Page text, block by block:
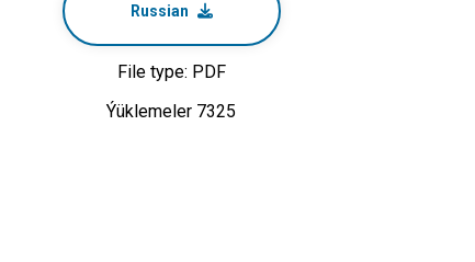
Russian
File type: PDF
Ýüklemeler 7325